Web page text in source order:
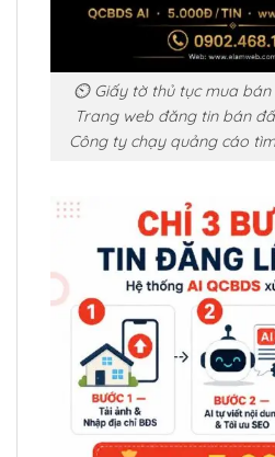
⏲️ Giấy tờ thủ tục mua bán
Trang web đăng tin bán
Công ty chạy quảng cáo